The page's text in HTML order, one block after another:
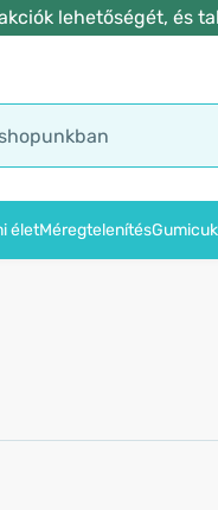
lehetőségét, és
életMéregtelenítés